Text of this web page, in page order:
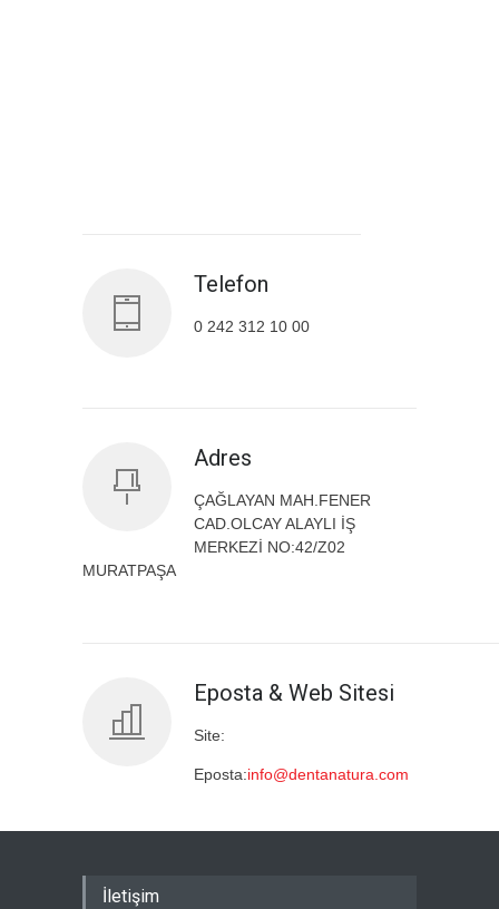
Telefon
0 242 312 10 00
Adres
ÇAĞLAYAN MAH.FENER
CAD.OLCAY ALAYLI İŞ
MERKEZİ NO:42/Z02
MURATPAŞA
Eposta & Web Sitesi
Site:
Eposta:info@dentanatura.com
İletişim